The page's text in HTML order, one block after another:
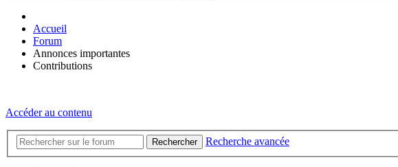
Accueil
Forum
Annonces importantes
Contributions
Accéder au contenu
Rechercher Recherche avancée